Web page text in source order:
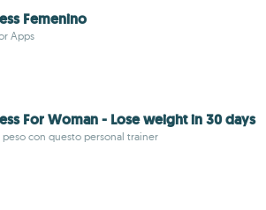
Femenino
Apps
For Woman - Lose weight in 30 days
peso con questo personal trainer